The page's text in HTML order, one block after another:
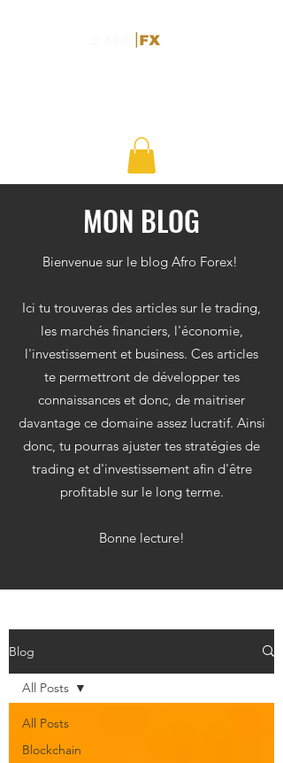
MON BLOG
Bienvenue sur le blog Afro Forex!
Ici tu trouveras des articles sur le trading,
les marchés financiers, l'économie,
l'investissement et business. Ces articles
te permettront de développer tes
connaissances et donc, de maitriser
davantage ce domaine assez lucratif. Ainsi
donc, tu pourras ajuster tes stratégies de
trading et d'investissement afin d'être
profitable sur le long terme.
Bonne lecture!
Blog
All Posts
Blockchain
All Posts